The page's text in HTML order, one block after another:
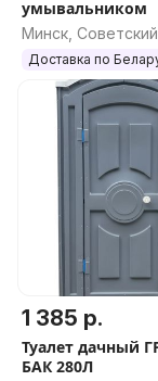
умывальником
Минск, Советский
Доставка по
1 385 р.
Туалет дачный
БАК 280Л